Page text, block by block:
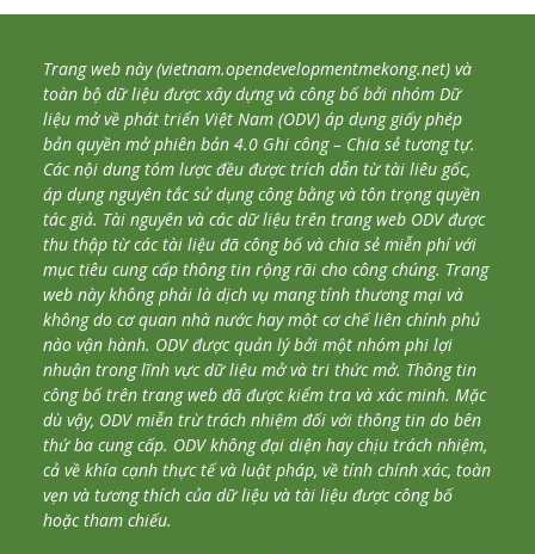
Trang web này (vietnam.opendevelopmentmekong.net) và
toàn bộ dữ liệu được xây dựng và công bố bởi nhóm Dữ
liệu mở về phát triển Việt Nam (ODV) áp dụng giấy phép
bản quyền mở phiên bản 4.0 Ghi công – Chia sẻ tương tự.
Các nội dung tóm lược đều được trích dẫn từ tài liêu gốc,
áp dụng nguyên tắc sử dụng công bằng và tôn trọng quyền
tác giả. Tài nguyên và các dữ liệu trên trang web ODV được
thu thập từ các tài liệu đã công bố và chia sẻ miễn phí với
mục tiêu cung cấp thông tin rộng rãi cho công chúng. Trang
web này không phải là dịch vụ mang tính thương mại và
không do cơ quan nhà nước hay một cơ chế liên chính phủ
nào vận hành. ODV được quản lý bởi một nhóm phi lợi
nhuận trong lĩnh vực dữ liệu mở và tri thức mở. Thông tin
công bố trên trang web đã được kiểm tra và xác minh. Mặc
dù vậy, ODV miễn trừ trách nhiệm đối với thông tin do bên
thứ ba cung cấp. ODV không đại diện hay chịu trách nhiệm,
cả về khía cạnh thực tế và luật pháp, về tính chính xác, toàn
vẹn và tương thích của dữ liệu và tài liệu được công bố
hoặc tham chiếu.